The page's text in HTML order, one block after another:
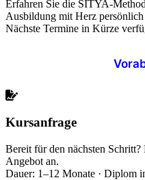
Erfahren Sie die SITYA-
Ausbildung mit Herz persönlich
Nächste Termine in Kürze
Kursanfrage
Bereit für den nächsten
Angebot an.
Dauer: 1–12 Monate · Diplom